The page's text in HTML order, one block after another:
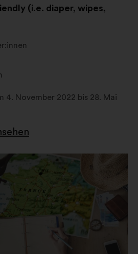
(i.e. diaper, wipes,
4. November 2022 bis 28. Mai